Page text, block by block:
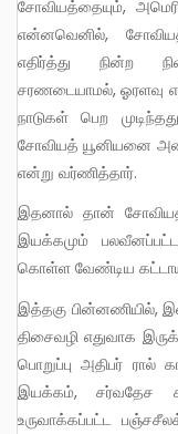
சோவியத்தையும்,
என்னவெனில்,
எதிர்த்து நின்ற
சரணடையாமல், ஓரளவு
நாடுகள் பெற
சோவியத் யூனியனை
என்று வர்ணித்தார்.
இதனால் தான் சோவியத் வீழ்ச்சிக்குப் பிறகு அணி சேரா நாடுகளின்
இயக்கமும்
கொள்ள வேண்டிய
இத்தகு பின்னணியில், இனி வரும் காலங்களில் அணி சேரா இயக்கத்தின்
திசைவழி எதுவாக
பொறுப்பு அதிபர் ரால்
இயக்கம், சர்வதேச
உருவாக்கப்பட்ட